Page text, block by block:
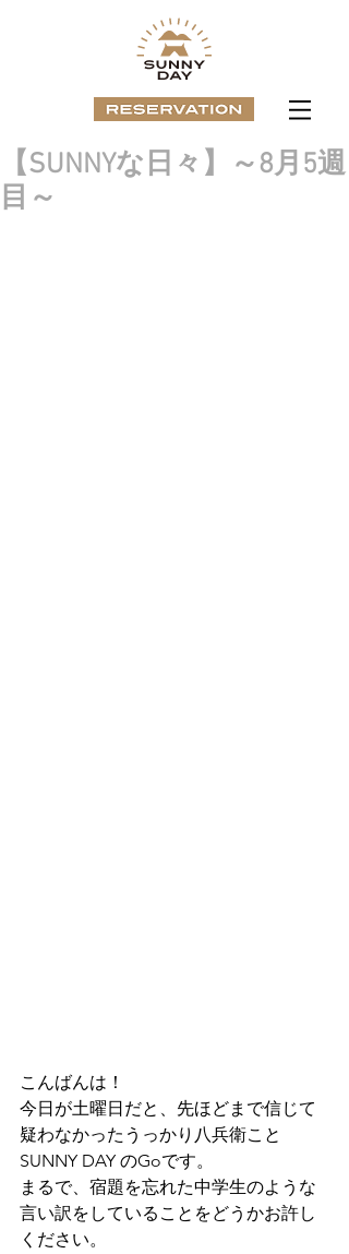
【SUNNYな日々】～8月5週
目～
こんばんは！
今日が土曜日だと、先ほどまで信じて
疑わなかったうっかり八兵衛こと
SUNNY DAY のGoです。
まるで、宿題を忘れた中学生のような
言い訳をしていることをどうかお許し
ください。